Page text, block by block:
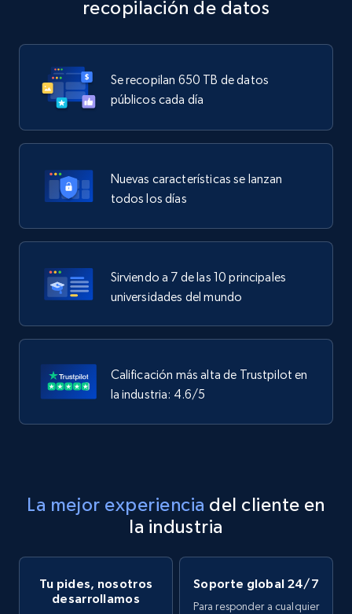
recopilación de datos
Se recopilan 650 TB de datos
públicos cada día
Nuevas características se lanzan
todos los días
Sirviendo a 7 de las 10 principales
universidades del mundo
Calificación más alta de Trustpilot en
la industria: 4.6/5
La mejor experiencia del cliente en
la industria
Tu pides, nosotros
desarrollamos
Soporte global 24/7
Para responder a cualquier